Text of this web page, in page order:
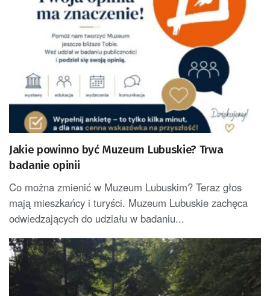
Jakie powinno być Muzeum Lubuskie? Trwa
badanie opinii
Co można zmienić w Muzeum Lubuskim? Teraz głos
mają mieszkańcy i turyści. Muzeum Lubuskie zachęca
odwiedzających do udziału w badaniu...